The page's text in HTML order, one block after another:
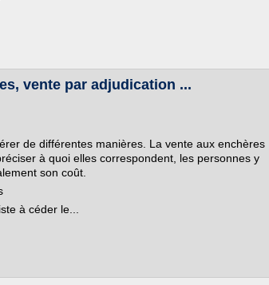
vente par adjudication ...
de différentes manières. La vente aux enchères
à quoi elles correspondent, les personnes y
son coût.
à céder le...